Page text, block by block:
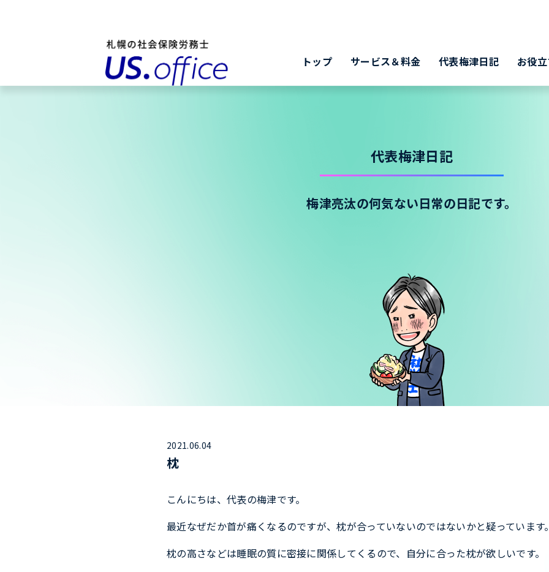
トップ サービス＆料金 代表梅津日記 お役
代表梅津日記
梅津亮汰の何気ない日常の日記です。
2021.06.04
枕
こんにちは、代表の梅津です。
最近なぜだか首が痛くなるのですが、枕が合っていないのではないかと疑っています
枕の高さなどは睡眠の質に密接に関係してくるので、自分に合った枕が欲しいです。